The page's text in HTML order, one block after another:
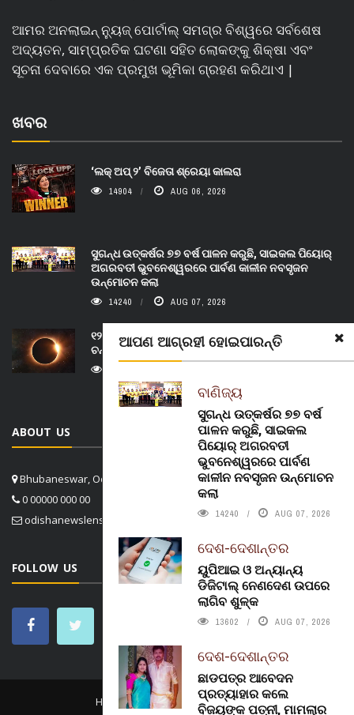
ଆପଣ ଆଗ୍ରହୀ ହୋଇପାରନ୍ତି
ବାଣିଜ୍ୟ
ସୁଗନ୍ଧ ଉତ୍କର୍ଷର ୭୭ ବର୍ଷ
ପାଳନ କରୁଛି, ସାଇକଲ
ପିୟୋର୍‌ ଅଗରବତୀ
ଭୁବନେଶ୍ୱରରେ ପାର୍ବଣ
କାଳୀନ ନବସୃଜନ ଉନ୍ମୋଚନ
କଲା
14240 AUG 07, 2026
ଦେଶ-ଦେଶାନ୍ତର
ୟୁପିଆଇ ଓ ଅନ୍ୟାନ୍ୟ
ଡିଜିଟାଲ୍ ନେଣଦେଣ ଉପରେ
ଲାଗିବ ଶୁଳ୍କ
13602 AUG 07, 2026
ଦେଶ-ଦେଶାନ୍ତର
ଛାଡପତ୍ର ଆବେଦନ
ପ୍ରତ୍ୟାହାର କଲେ
ବିଜୟଙ୍କ ପତ୍ନୀ, ମାମଲାର
ଆମର ଅନଲାଇନ୍ ନ୍ୟୁଜ୍ ପୋର୍ଟାଲ୍ ସମଗ୍ର ବିଶ୍ୱରେ ସର୍ବଶେଷ
ଅଦ୍ୟତନ, ସାମ୍ପ୍ରତିକ ଘଟଣା ସହିତ ଲୋକଙ୍କୁ ଶିକ୍ଷା ଏବଂ
ସୂଚନା ଦେବାରେ ଏକ ପ୍ରମୁଖ ଭୂମିକା ଗ୍ରହଣ କରିଥାଏ |
ଖବର
‘ଲକ୍ ଅପ୍ ୨’ ବିଜେତା ଶ୍ରେୟା କାଲରା
14904 AUG 06, 2026
ସୁଗନ୍ଧ ଉତ୍କର୍ଷର ୭୭ ବର୍ଷ ପାଳନ କରୁଛି, ସାଇକଲ ପିୟୋର୍‌
ଅଗରବତୀ ଭୁବନେଶ୍ୱରରେ ପାର୍ବଣ କାଳୀନ ନବସୃଜନ
ଉନ୍ମୋଚନ କଲା
14240 AUG 07, 2026
୧୨ ରେ ସବୁଠୁ ଚମତ୍କାର ମହାଜାଗତିକ ଘଟଣା ଦେଖିବ ୟୁରୋପ,
ଚନ୍ଦ୍ର ପଛରେ ଲୁଚିଯିବ ସୂର୍ଯ୍ୟ
ABOUT US
Bhubaneswar, Odisha, India
0 00000 000 00
odishanewslens@gmail.com
FOLLOW US
HOME CONTACT US ABOUT US